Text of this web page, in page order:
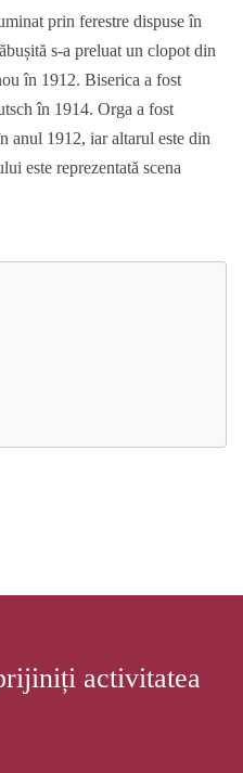
prin ferestre dispuse în
s-a preluat un clopot din
în 1912. Biserica a fost
în 1914. Orga a fost
anul 1912, iar altarul este din
este reprezentată scena
activitatea